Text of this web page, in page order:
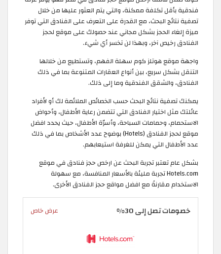
فندقية بأقل تكلفة ممكنة، والتي يتم العثور عليها من خلال
تصفية نتائج البحث، مع القدرة على التعرف على الفنادق التي توفر
ميزة إلغاء الحجز بشكل مجاني عند حصولك على موقع لحجز
الفنادق رخيص آخر، وبهذا لن تخسر أي شيء.
واجهة موقع هوتلز كوم سهلة الفهم، وتستطيع من خلالها
التنقل بشكل سريع، بين أنواع العقارات المتنوعة بما في ذلك
الفنادق، والشقق الفندقية وما إلى ذلك.
يمكنك تصفية نتائج البحث حسب الخصائص الملائمة لك أو لأفراد
عائلتك مثل اختيار الفنادق التي تتضمن رعاية الأطفال، وأحواض
الاستحمام، وحمامات السباحة، وأسرّة الأطفال، حيث يحدد افضل
موقع لحجز الفنادق (Hotels) بوضوح عدد الأشخاص بما في ذلك
عدد الأطفال التي يمكن للغرفة استيعابهم.
بشكل عام تعتبر تجربة البحث عن ارخص حجز فنادق في موقع
Hotels.com تجربة مليئة بالأسعار المنافسة، مع سهولة
الاستخدام مقارنةً مع افضل مواقع حجز الفنادق الأخرى.
خصومات تصل إلى 30% عرض خاص